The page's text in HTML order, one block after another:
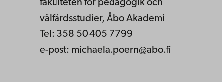
fakulteten för pedagogik och
välfärdsstudier, Åbo Akademi
Tel: 358 50 405 7799
e-post: michaela.poern@abo.fi